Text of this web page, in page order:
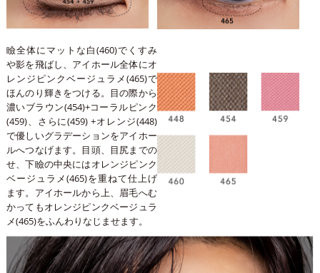
瞼全体にマットな白(460)でくすみ
や影を飛ばし、アイホール全体にオ
レンジピンクベージュラメ(465)で
ほんのり輝きをつける。目の際から
濃いブラウン(454)+コーラルピンク
(459)、さらに(459) +オレンジ(448)
で優しいグラデーションをアイホー
ルへつなげます。目頭、目尻までの
せ、下瞼の中央にはオレンジピンク
ベージュラメ(465)を重ねて仕上げ
ます。アイホールから上、眉毛へむ
かってもオレンジピンクベージュラ
メ(465)をふんわりなじませます。